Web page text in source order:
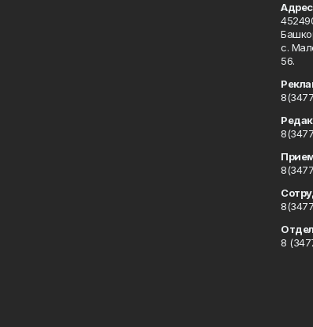
Адрес
с.
56.
8